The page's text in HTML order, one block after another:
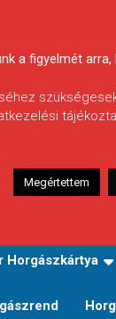
Horgászkártya
a figyelmét
Megértettem